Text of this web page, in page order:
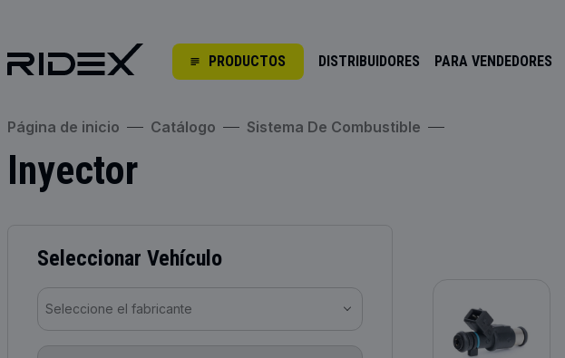
PRODUCTOS DISTRIBUIDORES PARA VENDEDORES
Página de inicio Catálogo Sistema De Combustible
Inyector
Seleccionar Vehículo
Seleccione el fabricante